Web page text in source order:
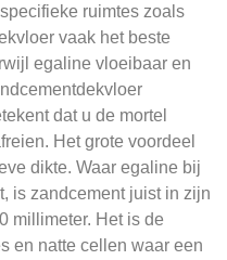
ruimtes zoals
vaak het beste
egaline vloeibaar en
dat u de mortel
Het grote voordeel
dikte. Waar egaline bij
is zandcement juist in zijn
millimeter. Het is de
en natte cellen waar een